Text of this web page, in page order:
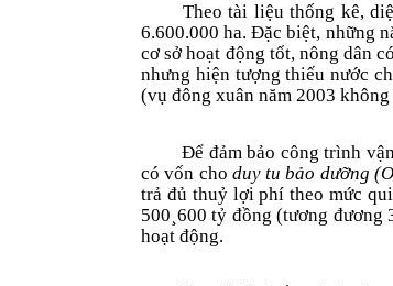
Theo tài liệu thống kê,
6.600.000 ha. Đặc biệt, những
cơ sở hoạt động tốt, nông dân
nhưng hiện tư­ợng thiếu nư­ớc
(vụ đông xuân năm 2003
Để đảm bảo công trình
có vốn cho duy tu bảo dưỡng
trả đủ thuỷ lợi phí theo mức
500 600 tỷ đồng (tương đương
hoạt động.